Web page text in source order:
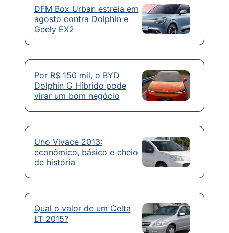
DFM Box Urban estreia em
agosto contra Dolphin e
Geely EX2
Por R$ 150 mil, o BYD
Dolphin G Híbrido pode
virar um bom negócio
Uno Vivace 2013:
econômico, básico e cheio
de história
Qual o valor de um Celta
LT 2015?